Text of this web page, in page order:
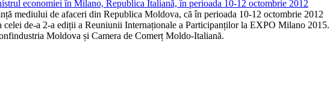
economiei în Milano, Republica Italiană, în perioada 10-12 octombrie 2012
mediului de afaceri din Republica Moldova, că în perioada 10-12 octombrie 2012
de-a 2-a ediții a Reuniunii Internaționale a Participanților la EXPO Milano 2015.
Moldova și Camera de Comerț Moldo-Italiană.